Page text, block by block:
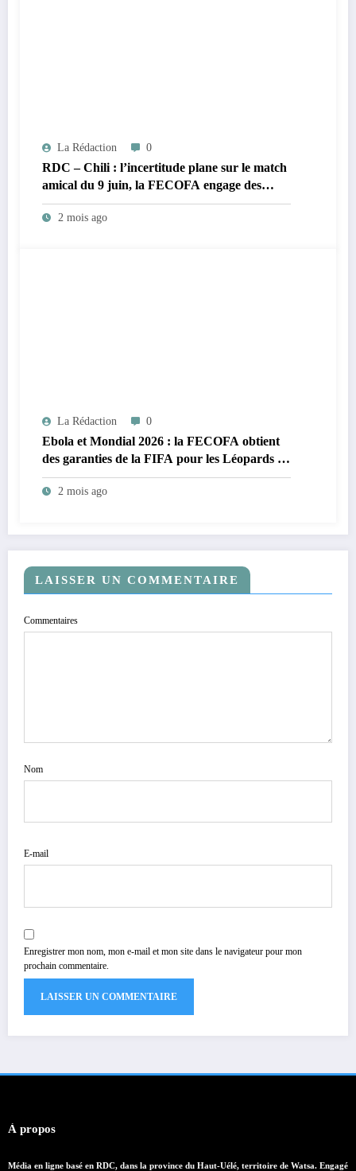
La Rédaction 0
RDC – Chili : l’incertitude plane sur le match
amical du 9 juin, la FECOFA engage des
démarches urgentes
2 mois ago
La Rédaction 0
Ebola et Mondial 2026 : la FECOFA obtient
des garanties de la FIFA pour les Léopards de
la RDC
2 mois ago
LAISSER UN COMMENTAIRE
Commentaires
Nom
E-mail
Enregistrer mon nom, mon e-mail et mon site dans le navigateur pour mon
prochain commentaire.
À propos
Média en ligne basé en RDC, dans la province du Haut-Uélé, territoire de Watsa. Engagé